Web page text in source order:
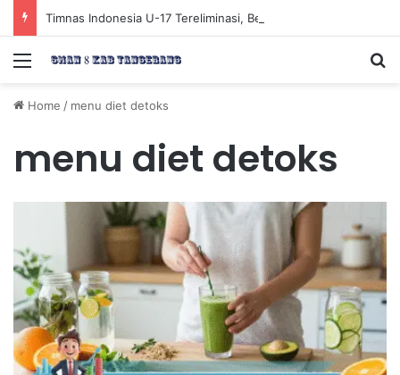
Menu
Home / menu diet detoks
menu diet detoks